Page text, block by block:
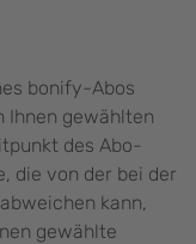
bonify-Abos
Ihnen gewählten
des Abo-
die von der bei der
kann,
gewählte